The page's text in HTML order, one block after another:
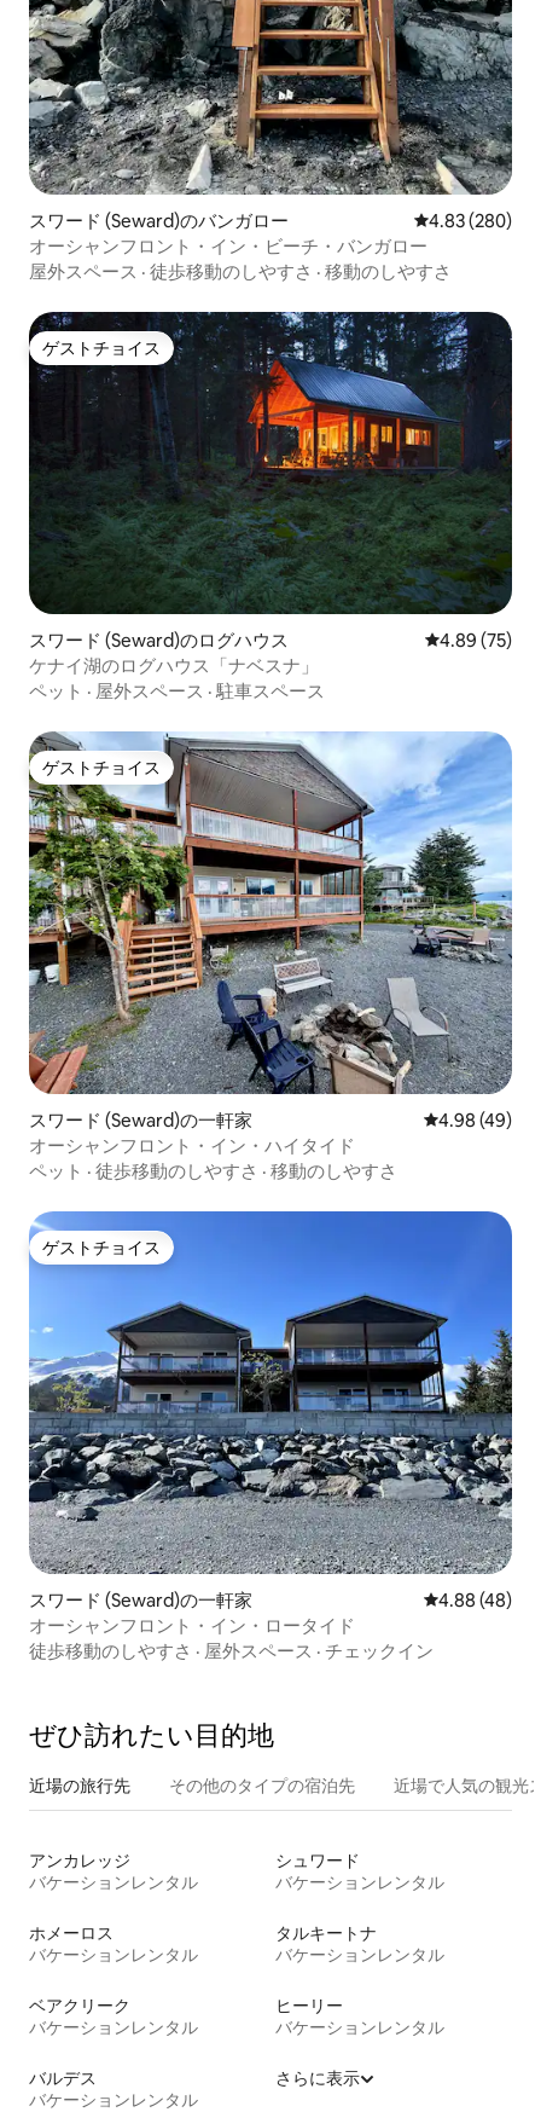
スワード (Seward)のバンガロー レビュー280
4.83 (280)
オーシャンフロント・イン・ビーチ・バンガロー
屋外スペース · 徒歩移動のしやすさ · 移動のしやすさ
ゲストチョイス
ゲストチョイス
スワード (Seward)のログハウス レビュー75
4.89 (75)
ケナイ湖のログハウス「ナベスナ」
ペット · 屋外スペース · 駐車スペース
ゲストチョイス
ゲストチョイス
スワード (Seward)の一軒家 レビュー49
4.98 (49)
オーシャンフロント・イン・ハイタイド
ペット · 徒歩移動のしやすさ · 移動のしやすさ
ゲストチョイス
ゲストチョイス
スワード (Seward)の一軒家 レビュー48
4.88 (48)
オーシャンフロント・イン・ロータイド
徒歩移動のしやすさ · 屋外スペース · チェックイン
ぜひ訪⁠れ⁠た⁠い目⁠的⁠地
近場の旅行先 その他のタ⁠イ⁠プ⁠の宿⁠泊⁠先 近場で人気の観光
アンカレッジ
バケーションレンタル
シュワード
バケーションレンタル
ホメーロス
バケーションレンタル
タルキートナ
バケーションレンタル
ベアクリーク
バケーションレンタル
ヒーリー
バケーションレンタル
バルデス
バケーションレンタル
さらに表示